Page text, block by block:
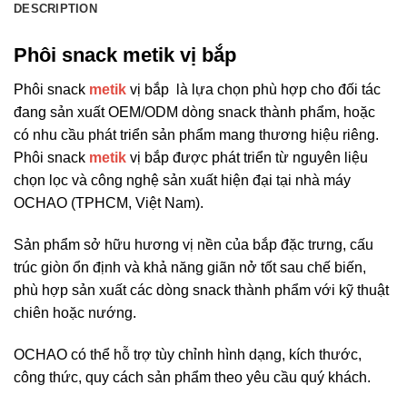
DESCRIPTION
Phôi snack metik vị bắp
Phôi snack metik vị bắp là lựa chọn phù hợp cho đối tác
đang sản xuất OEM/ODM dòng snack thành phẩm, hoặc
có nhu cầu phát triển sản phẩm mang thương hiệu riêng.
Phôi snack metik vị bắp được phát triển từ nguyên liệu
chọn lọc và công nghệ sản xuất hiện đại tại nhà máy
OCHAO (TPHCM, Việt Nam).
Sản phẩm sở hữu hương vị nền của bắp đặc trưng, cấu
trúc giòn ổn định và khả năng giãn nở tốt sau chế biến,
phù hợp sản xuất các dòng snack thành phẩm với kỹ thuật
chiên hoặc nướng.
OCHAO có thể hỗ trợ tùy chỉnh hình dạng, kích thước,
công thức, quy cách sản phẩm theo yêu cầu quý khách.